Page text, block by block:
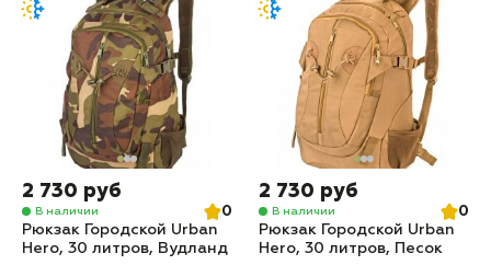
2 730 руб
В наличии
0
Рюкзак Городской Urban
Hero, 30 литров, Вудланд
2 730 руб
В наличии
0
Рюкзак Городской Urban
Hero, 30 литров, Песок